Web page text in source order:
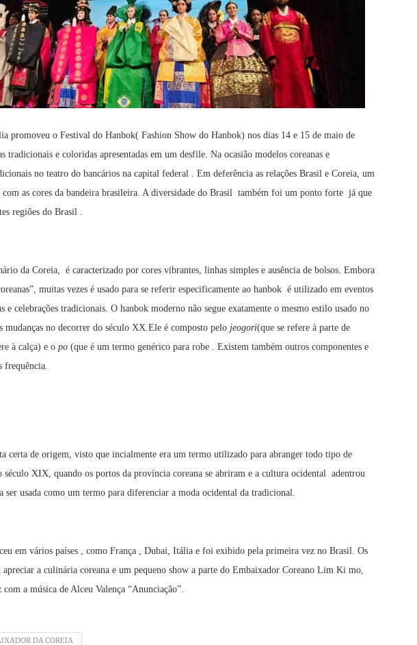
promoveu o Festival do Hanbok( Fashion Show do Hanbok) nos dias 14 e 15 de maio de
tradicionais e coloridas apresentadas em um desfile. Na ocasião modelos coreanas e
no teatro do bancários na capital federal . Em deferência as relações Brasil e Coreia, um
as cores da bandeira brasileira. A diversidade do Brasil também foi um ponto forte já que
regiões do Brasil .
da Coreia, é caracterizado por cores vibrantes, linhas simples e ausência de bolsos. Embora
muitas vezes é usado para se referir especificamente ao hanbok é utilizado em eventos
celebrações tradicionais. O hanbok moderno não segue exatamente o mesmo estilo usado no
mudanças no decorrer do século XX.Ele é composto pelo jeogori(que se refere à parte de
à calça) e o po (que é um termo genérico para robe . Existem também outros componentes e
frequência.
certa de origem, visto que incialmente era um termo utilizado para abranger todo tipo de
XIX, quando os portos da província coreana se abriram e a cultura ocidental adentrou
ser usada como um termo para diferenciar a moda ocidental da tradicional.
em vários países , como França , Dubai, Itália e foi exibido pela primeira vez no Brasil. Os
a culinária coreana e um pequeno show a parte do Embaixador Coreano Lim Ki mo,
a música de Alceu Valença “Anunciação”.
DA COREIA